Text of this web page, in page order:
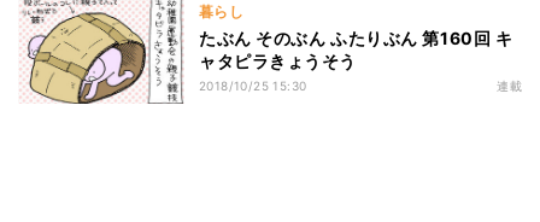
暮らし
たぶん そのぶん ふたりぶん 第160回 キ
ャタピラきょうそう
2018/10/25 15:30 連載